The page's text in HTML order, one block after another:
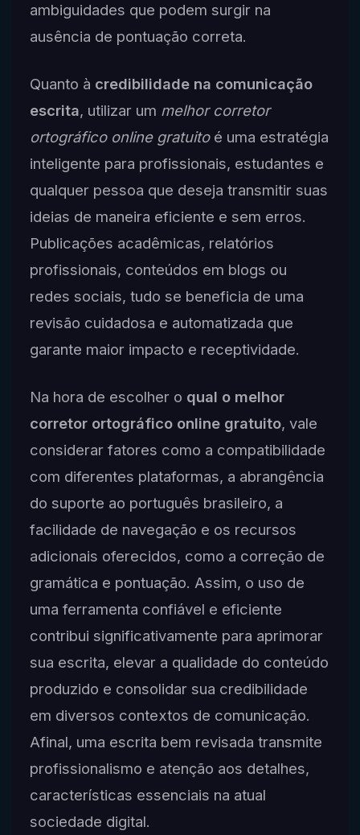
ambiguidades que podem surgir na
ausência de pontuação correta.
Quanto à credibilidade na comunicação
escrita, utilizar um melhor corretor
ortográfico online gratuitoé uma estratégia
inteligente para profissionais, estudantes e
qualquer pessoa que deseja transmitir suas
ideias de maneira eficiente e sem erros.
Publicações acadêmicas, relatórios
profissionais, conteúdos em blogs ou
redes sociais, tudo se beneficia de uma
revisão cuidadosa e automatizada que
garante maior impacto e receptividade.
Na hora de escolher o qual o melhor
corretor ortográfico online gratuito, vale
considerar fatores como a compatibilidade
com diferentes plataformas, a abrangência
do suporte ao português brasileiro, a
facilidade de navegação e os recursos
adicionais oferecidos, como a correção de
gramática e pontuação. Assim, o uso de
uma ferramenta confiável e eficiente
contribui significativamente para aprimorar
sua escrita, elevar a qualidade do conteúdo
produzido e consolidar sua credibilidade
em diversos contextos de comunicação.
Afinal, uma escrita bem revisada transmite
profissionalismo e atenção aos detalhes,
características essenciais na atual
sociedade digital.